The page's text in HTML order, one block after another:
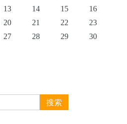
13 14 15
16
20 21 22
23
27 28 29
30